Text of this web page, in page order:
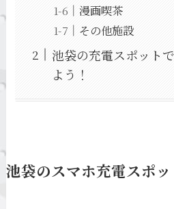
漫画喫茶
その他施設
池袋の充電スポット
よう！
池袋のスマホ充電スポ